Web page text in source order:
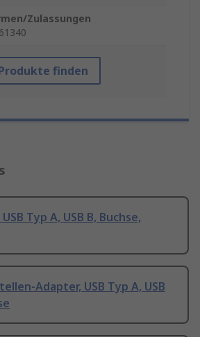
Zulassungen
finden
Typ A, USB B, Buchse,
Adapter, USB Typ A, USB